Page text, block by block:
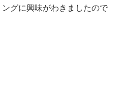
グに興味がわきましたので